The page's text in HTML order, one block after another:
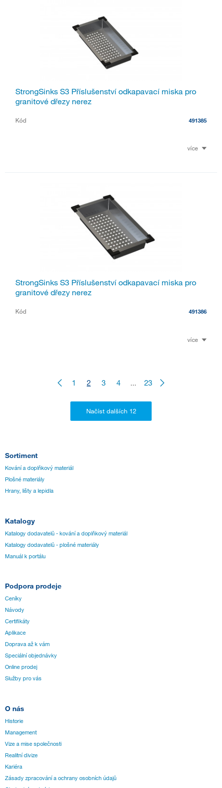
StrongSinks S3 Příslušenství odkapavací miska pro
granitové dřezy nerez
Kód 491385
více
StrongSinks S3 Příslušenství odkapavací miska pro
granitové dřezy nerez
Kód 491386
více
1 2 3 4 ... 23
Sortiment
Kování a doplňkový materiál
Plošné materiály
Hrany, lišty a lepidla
Katalogy
Katalogy dodavatelů - kování a doplňkový materiál
Katalogy dodavatelů - plošné materiály
Manuál k portálu
Podpora prodeje
Ceníky
Návody
Certifikáty
Aplikace
Doprava až k vám
Speciální objednávky
Online prodej
Služby pro vás
O nás
Historie
Management
Vize a mise společnosti
Realitní divize
Kariéra
Zásady zpracování a ochrany osobních údajů